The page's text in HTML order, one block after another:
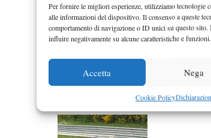
Per fornire le migliori esperienze, utilizziamo tecnologie
alle informazioni del dispositivo. Il consenso a queste
comportamento di navigazione o ID unici su questo
influire negativamente su alcune caratteristiche e funzioni.
Accetta Nega
Cookie Policy